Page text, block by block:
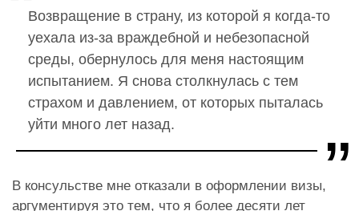
Возвращение в страну, из которой я когда-то
уехала из-за враждебной и небезопасной
среды, обернулось для меня настоящим
испытанием. Я снова столкнулась с тем
страхом и давлением, от которых пыталась
уйти много лет назад.
В консульстве мне отказали в оформлении визы,
аргументируя это тем, что я более десяти лет